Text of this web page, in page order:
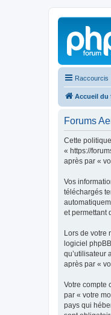
Raccourcis
Accueil du
Forums
Cette
« https://
après par «
Vos
téléchargés
et permettant
Lors de votre
logiciel
qu’utilisateur
après par «
Votre compte
par « votre
pays qui